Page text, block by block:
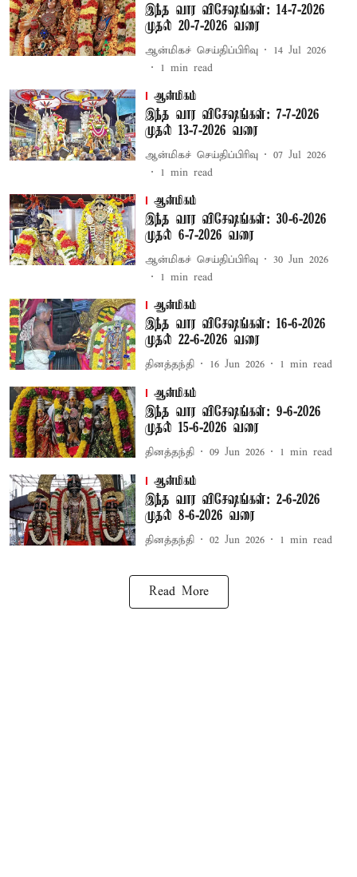
இந்த வார விசேஷங்கள்: 14-7-2026
முதல் 20-7-2026 வரை
ஆன்மிகச் செய்திப்பிரிவு
14 Jul 2026
1 min read
ஆன்மிகம்
இந்த வார விசேஷங்கள்: 7-7-2026
முதல் 13-7-2026 வரை
ஆன்மிகச் செய்திப்பிரிவு
07 Jul 2026
1 min read
ஆன்மிகம்
இந்த வார விசேஷங்கள்: 30-6-2026
முதல் 6-7-2026 வரை
ஆன்மிகச் செய்திப்பிரிவு
30 Jun 2026
1 min read
ஆன்மிகம்
இந்த வார விசேஷங்கள்: 16-6-2026
முதல் 22-6-2026 வரை
தினத்தந்தி 16 Jun 2026 1 min read
ஆன்மிகம்
இந்த வார விசேஷங்கள்: 9-6-2026
முதல் 15-6-2026 வரை
தினத்தந்தி 09 Jun 2026 1 min read
ஆன்மிகம்
இந்த வார விசேஷங்கள்: 2-6-2026
முதல் 8-6-2026 வரை
தினத்தந்தி 02 Jun 2026 1 min read
Read More